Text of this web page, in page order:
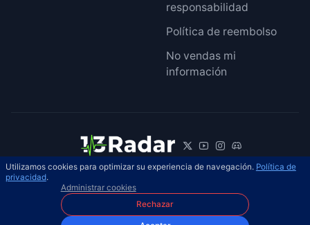
responsabilidad
Política de reembolso
No vendas mi
información
© 2026 13Radar. Reservados todos los
derechos.
Utilizamos cookies para optimizar su experiencia de navegación. Política de
privacidad.
Administrar cookies
Rechazar